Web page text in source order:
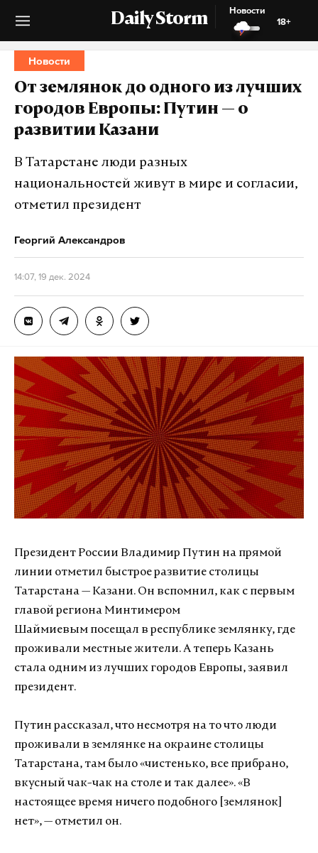
Daily Storm
Новости
18+
Новости
От землянок до одного из лучших
городов Европы: Путин — о
развитии Казани
В Татарстане люди разных
национальностей живут в мире и согласии,
отметил президент
Георгий Александров
14:07, 19 дек. 2024
Президент России Владимир Путин на прямой
линии отметил быстрое развитие столицы
Татарстана — Казани. Он вспомнил, как с первым
главой региона Минтимером
Шаймиевым посещал в республике землянку, где
проживали местные жители. А теперь Казань
стала одним из лучших городов Европы, заявил
президент.
Путин рассказал, что несмотря на то что люди
проживали в землянке на окраине столицы
Татарстана, там было «чистенько, все прибрано,
вкусный чак-чак на столе и так далее». «В
настоящее время ничего подобного [землянок]
нет», — отметил он.